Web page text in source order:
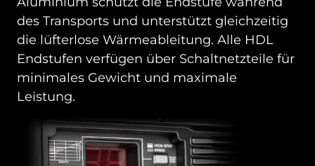
des Transports und unterstützt gleichzeitig
die lüfterlose Wärmeableitung. Alle HDL
Endstufen verfügen über Schaltnetzteile für
minimales Gewicht und maximale
Leistung.